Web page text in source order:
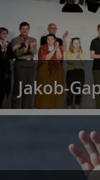
Jakob-